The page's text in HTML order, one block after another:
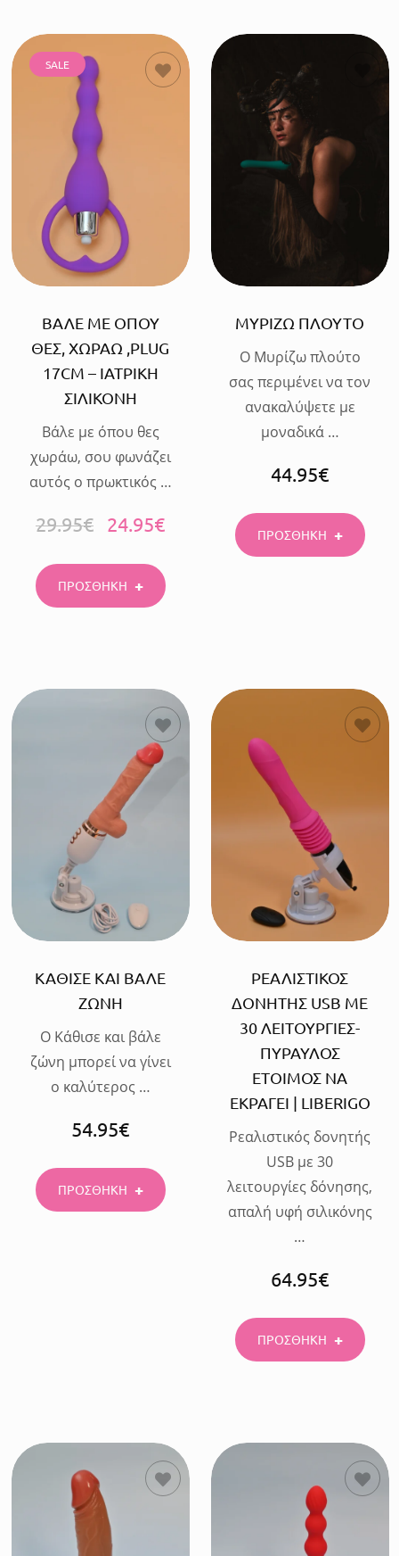
ΠΡΟΣΘΗΚΗ
SALE
ΒΑΛΕ ΜΕ ΟΠΟΥ
ΘΕΣ, ΧΩΡΑΩ ,PLUG
17CM – ΙΑΤΡΙΚΗ
ΣΙΛΙΚΟΝΗ
Βάλε με όπου θες
χωράω, σου φωνάζει
αυτός ο πρωκτικός …
29.95€ 24.95€
ΠΡΟΣΘΗΚΗ
ΠΡΟΣΘΗΚΗ
ΜΥΡΙΖΩ ΠΛΟΥΤΟ
Ο Μυρίζω πλούτο
σας περιμένει να τον
ανακαλύψετε με
μοναδικά …
44.95€
ΠΡΟΣΘΗΚΗ
ΠΡΟΣΘΗΚΗ
ΚΑΘΙΣΕ ΚΑΙ ΒΑΛΕ
ΖΩΝΗ
Ο Κάθισε και βάλε
ζώνη μπορεί να γίνει
ο καλύτερος …
54.95€
ΠΡΟΣΘΗΚΗ
ΠΡΟΣΘΗΚΗ
ΡΕΑΛΙΣΤΙΚΟΣ
ΔΟΝΗΤΗΣ USB ΜΕ
30 ΛΕΙΤΟΥΡΓΙΕΣ-
ΠΥΡΑΥΛΟΣ
ΕΤΟΙΜΟΣ ΝΑ
ΕΚΡΑΓΕΙ | LIBERIGO
Ρεαλιστικός δονητής
USB με 30
λειτουργίες δόνησης,
απαλή υφή σιλικόνης
…
64.95€
ΠΡΟΣΘΗΚΗ